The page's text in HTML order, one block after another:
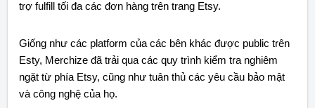
trợ fulfill tối đa các đơn hàng trên trang Etsy.
Giống như các platform của các bên khác được public trên
Esty, Merchize đã trải qua các quy trình kiểm tra nghiêm
ngặt từ phía Etsy, cũng như tuân thủ các yêu cầu bảo mật
và công nghệ của họ.